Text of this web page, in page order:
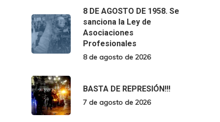
8 DE AGOSTO DE 1958. Se
sanciona la Ley de
Asociaciones
Profesionales
8 de agosto de 2026
BASTA DE REPRESIÓN!!!
7 de agosto de 2026